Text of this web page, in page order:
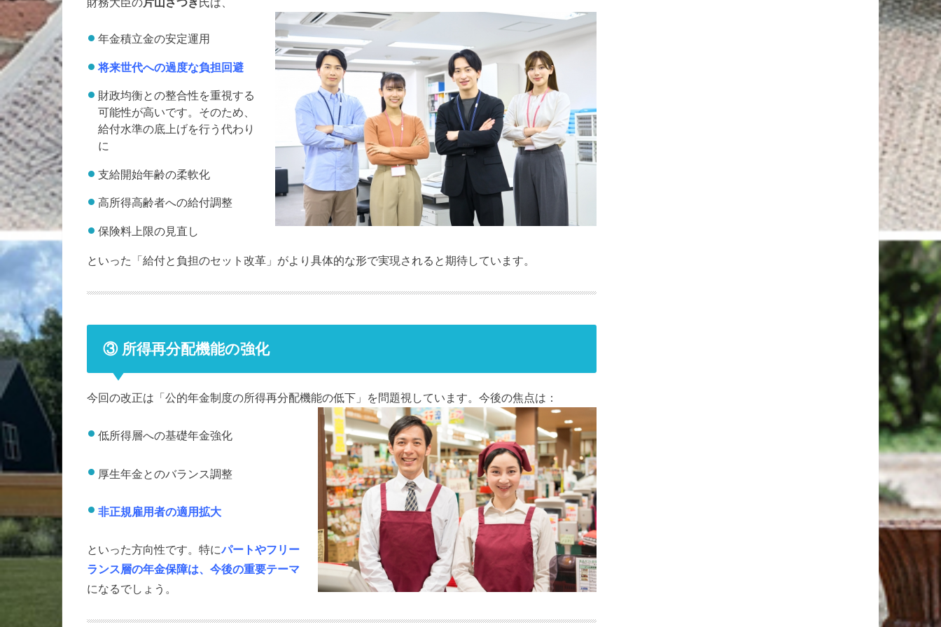
年金積立金の安定運用
将来世代への過度な負担回避
財政均衡との整合性を重視する
可能性が高いです。そのため、
給付水準の底上げを行う代わり
に
支給開始年齢の柔軟化
高所得高齢者への給付調整
保険料上限の見直し
といった「給付と負担のセット改革」がより具体的な形で実現されると期待しています。
③ 所得再分配機能の強化
今回の改正は「公的年金制度の所得再分配機能の低下」を問題視しています。 今後の焦点は：
低所得層への基礎年金強化
厚生年金とのバランス調整
非正規雇用者の適用拡大
といった方向性です。特にパートやフリー
ランス層の年金保障は、今後の重要テーマ
になるでしょう。